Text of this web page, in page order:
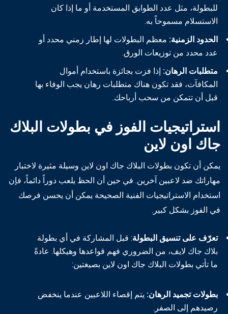
للبطولة، مثل عدد الطوابق المستخدمة أو ما إذا كان
الاستسلام مسموحاً به.
الحدود الزمنية: معظم البطولات لها إطار زمني محدد أو
عدد محدد من توزيعات الورق.
متطلبات الرهان: إذا فزت بجائزة باستخدام أموال
المكافآت، فقد تكون هناك متطلبات رهان يجب الوفاء بها
قبل أن تتمكن من سحب أرباحك.
استراتيجيات الفوز في بطولات البلاك
جاك اون لاين
يمكن أن تكون بطولات البلاك جاك اون لاين وسيلة مثيرة لاختبار
مهاراتك ضد لاعبين آخرين. في حين أن الحظ يلعب دوراً دائماً، فإن
استخدام الاستراتيجيات الفنية الصحيحة يمكن أن يحسن فرصك
في الفوز بشكل كبير.
تعرّف على تنسيق البطولة: قبل المشاركة في أي بطولة
بلاك جاك لايف، من الضروري فهم قواعدها وهيكلها. عادةً
ما تأتي بطولات البلاك جاك اون لاين بصيغتين:
بطولات تجميد الرهان: يتم إقصاء اللاعبين عندما ينخفض
رصيدهم إلى الصفر.